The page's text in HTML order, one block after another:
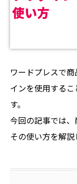
ワードプレスで
インを使用する
す。
今回の記事では、
その使い方を解説